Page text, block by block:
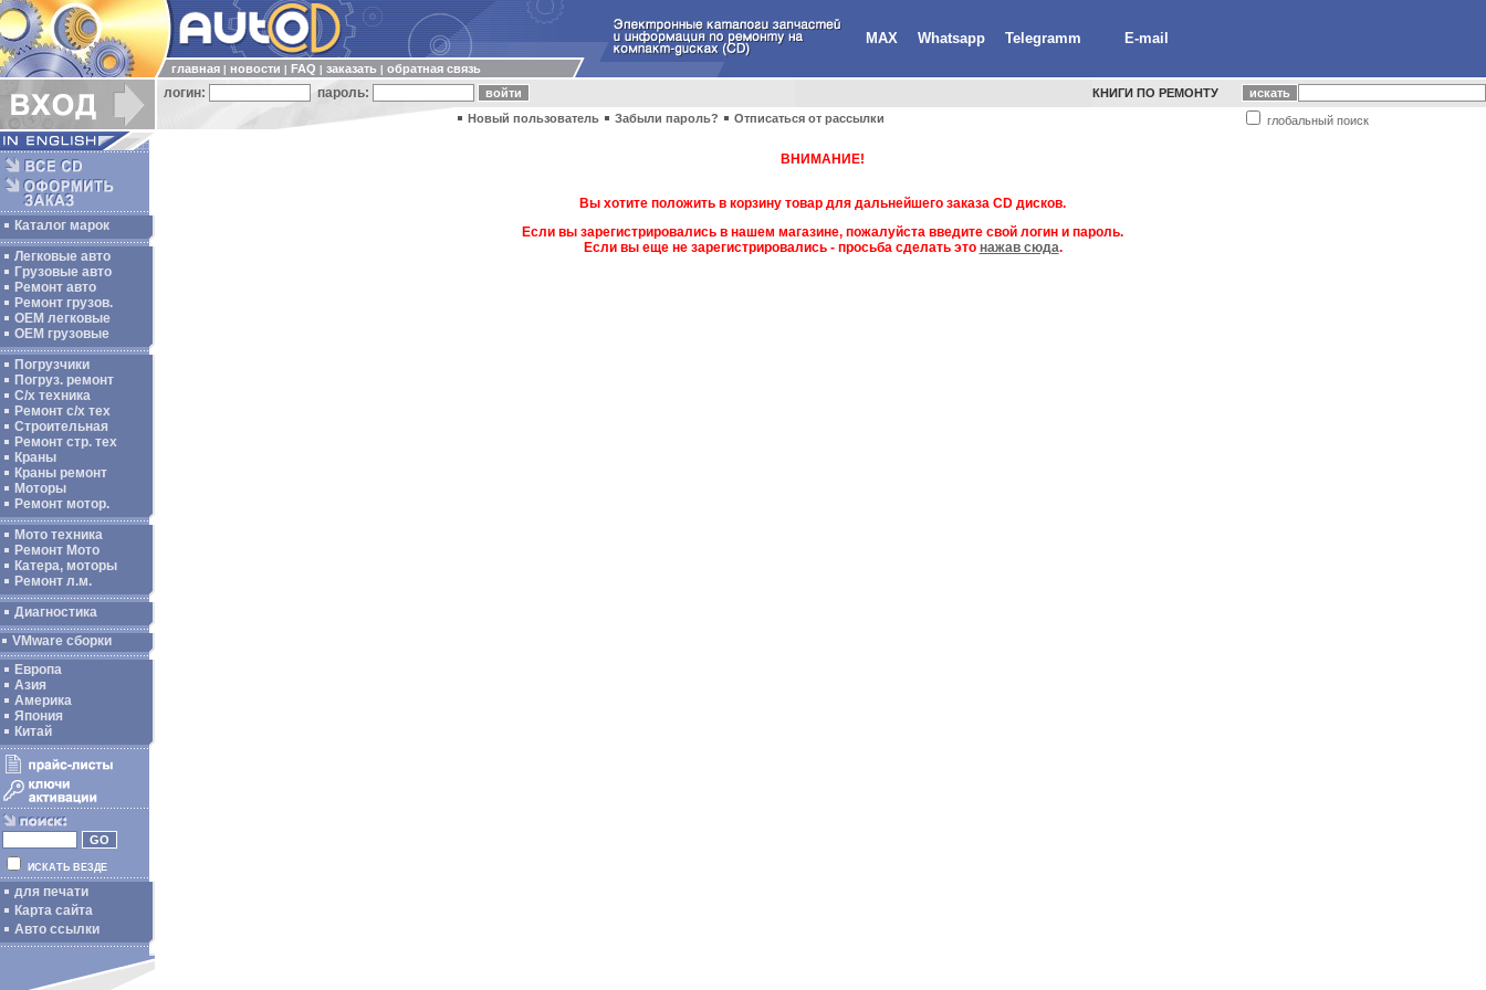
MAX Whatsapp Telegramm E-mail
главная новости FAQ заказать обратная связь
логин: пароль: КНИГИ ПО РЕМОНТУ
глобальный поиск
Новый пользователь Забыли пароль? Отписаться от рассылки
Каталог марок
Легковые авто
Грузовые авто
Ремонт авто
Ремонт грузов.
ОЕМ легковые
OEM грузовые
Погрузчики
Погруз. ремонт
С/х техника
Ремонт с/х тех
Строительная
Ремонт стр. тех
Краны
Краны ремонт
Моторы
Ремонт мотор.
Мото техника
Ремонт Мото
Катера, моторы
Ремонт л.м.
Диагностика
VMware сборки
Европа
Азия
Америка
Япония
Китай
ИСКАТЬ ВЕЗДЕ
для печати
Карта сайта
Авто ссылки
ВНИМАНИЕ!
Вы хотите положить в корзину товар для дальнейшего заказа CD дисков.
Если вы зарегистрировались в нашем магазине, пожалуйста введите свой логин и пароль.
Если вы еще не зарегистрировались - просьба сделать это нажав сюда.